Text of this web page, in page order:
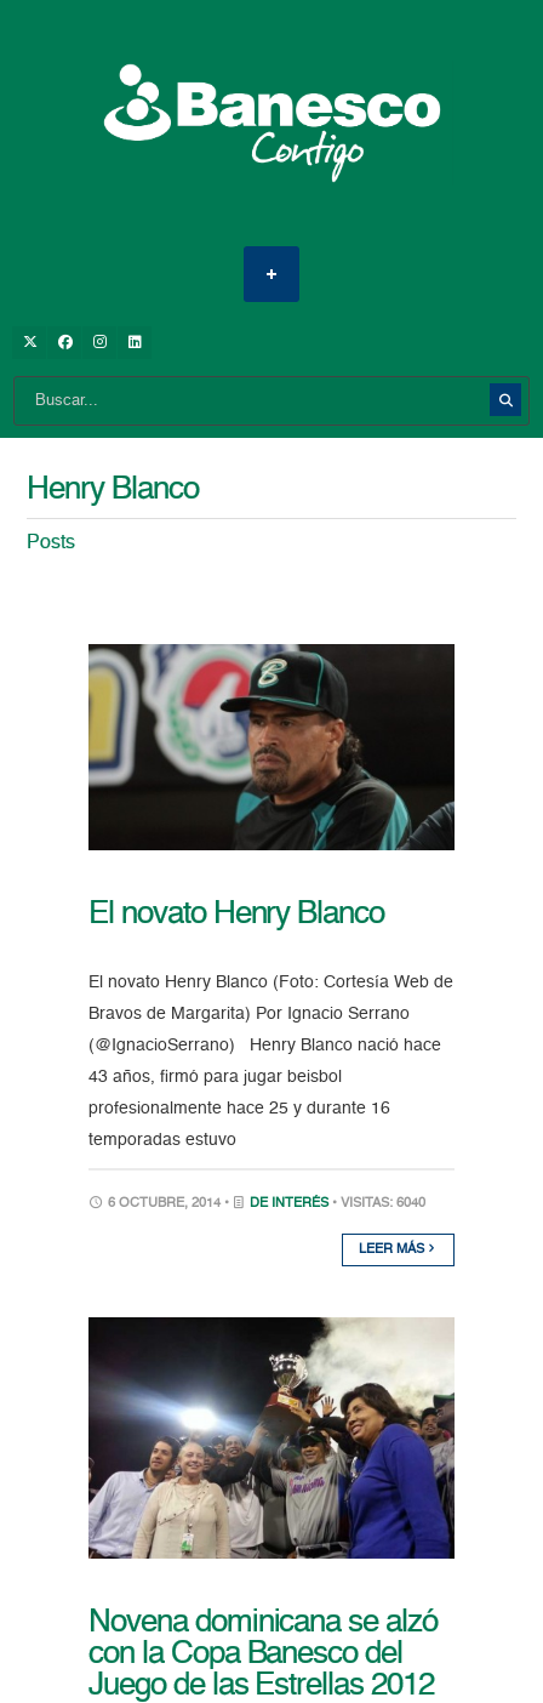
Henry Blanco
Posts
El novato Henry Blanco
El novato Henry Blanco (Foto: Cortesía Web de
Bravos de Margarita) Por Ignacio Serrano
(@IgnacioSerrano) Henry Blanco nació hace
43 años, firmó para jugar beisbol
profesionalmente hace 25 y durante 16
temporadas estuvo
6 OCTUBRE, 2014 • DE INTERÉS • VISITAS: 6040
LEER MÁS
Novena dominicana se alzó
con la Copa Banesco del
Juego de las Estrellas 2012